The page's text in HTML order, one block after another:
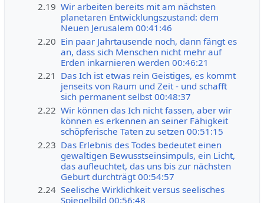
2.19 Wir arbeiten bereits mit am nächsten
planetaren Entwicklungszustand: dem
Neuen Jerusalem 00:41:46
2.20 Ein paar Jahrtausende noch, dann fängt es
an, dass sich Menschen nicht mehr auf
Erden inkarnieren werden 00:46:21
2.21 Das Ich ist etwas rein Geistiges, es kommt
jenseits von Raum und Zeit - und schafft
sich permanent selbst 00:48:37
2.22 Wir können das Ich nicht fassen, aber wir
können es erkennen an seiner Fähigkeit
schöpferische Taten zu setzen 00:51:15
2.23 Das Erlebnis des Todes bedeutet einen
gewaltigen Bewusstseinsimpuls, ein Licht,
das aufleuchtet, das uns bis zur nächsten
Geburt durchträgt 00:54:57
2.24 Seelische Wirklichkeit versus seelisches
Spiegelbild 00:56:48